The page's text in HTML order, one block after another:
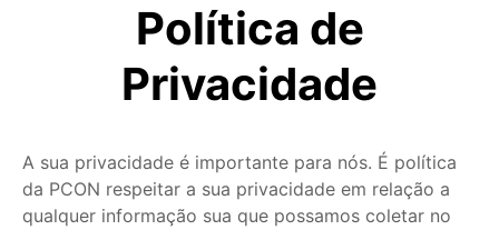
INSTITUCIONAL
PORTFÓLIO
SERVIÇOS
Política de
Privacidade
A sua privacidade é importante para nós. É política
da PCON respeitar a sua privacidade em relação a
qualquer informação sua que possamos coletar no